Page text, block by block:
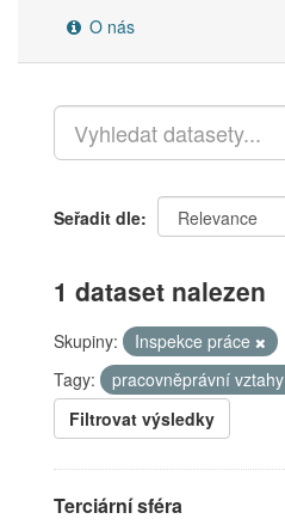
O nás
Seřadit dle
1 dataset nalezen
Skupiny: Inspekce práce
Tagy:
pracovněprávní vztahy
Filtrovat výsledky
Terciární sféra